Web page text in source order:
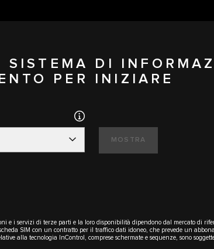
SISTEMA DI
PER INIZIARE
MOSTRA
e i servizi di terze parti e la loro disponibilità dipendono dal mercato
SIM con un contratto per il traffico dati idoneo, che prevede un
alla tecnologia InControl, comprese schermate e sequenze, sono